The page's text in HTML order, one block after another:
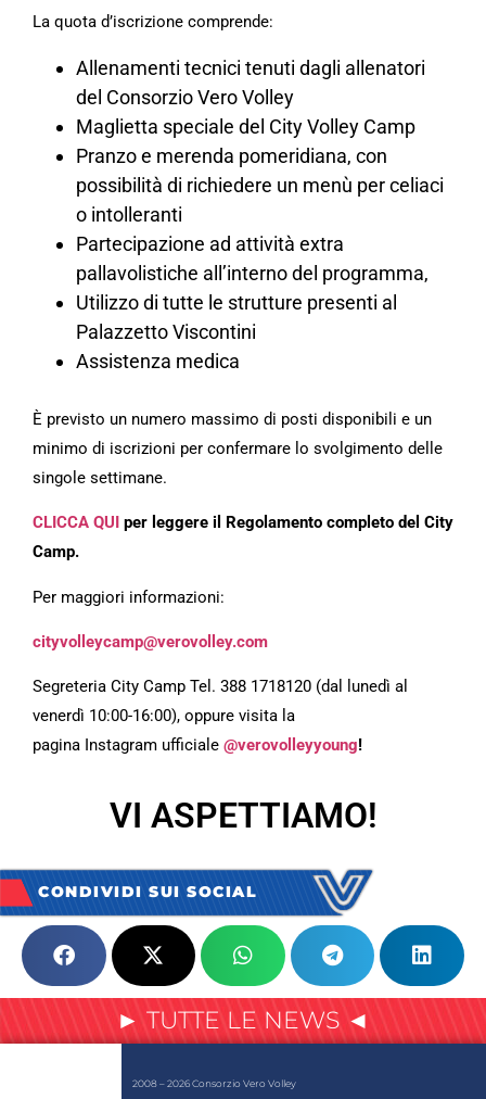
La quota d’iscrizione comprende:
Allenamenti tecnici tenuti dagli allenatori
del Consorzio Vero Volley
Maglietta speciale del City Volley Camp
Pranzo e merenda pomeridiana, con
possibilità di richiedere un menù per celiaci
o intolleranti
Partecipazione ad attività extra
pallavolistiche all’interno del programma,
Utilizzo di tutte le strutture presenti al
Palazzetto Viscontini
Assistenza medica
È previsto un numero massimo di posti disponibili e un
minimo di iscrizioni per confermare lo svolgimento delle
singole settimane.
CLICCA QUI per leggere il Regolamento completo del City
Camp.
Per maggiori informazioni:
cityvolleycamp@verovolley.com
Segreteria City Camp Tel. 388 1718120 (dal lunedì al
venerdì 10:00-16:00), oppure visita la
pagina Instagram ufficiale @verovolleyyoung!
VI ASPETTIAMO!
CONDIVIDI SUI SOCIAL
► TUTTE LE NEWS ◄
2008 – 2026 Consorzio Vero Volley